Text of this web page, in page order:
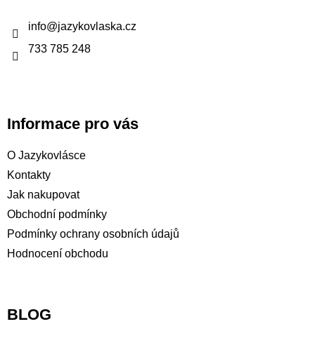
info@jazykovlaska.cz
733 785 248
Informace pro vás
O Jazykovlásce
Kontakty
Jak nakupovat
Obchodní podmínky
Podmínky ochrany osobních údajů
Hodnocení obchodu
BLOG